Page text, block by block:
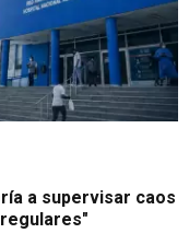
a supervisar caos